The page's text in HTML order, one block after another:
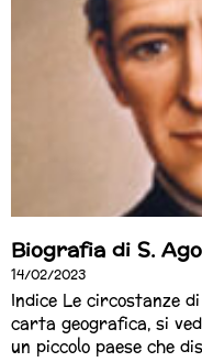
Biografia di S.
14/02/2023
Indice Le circostanze
carta geografica, si
un piccolo paese che